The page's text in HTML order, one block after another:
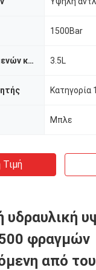
1500Bar
Ικανότητα δεξαμενών καυσίμων 3.5L
Κατηγορία
Μπλε
υδραυλική
φραγμών
από